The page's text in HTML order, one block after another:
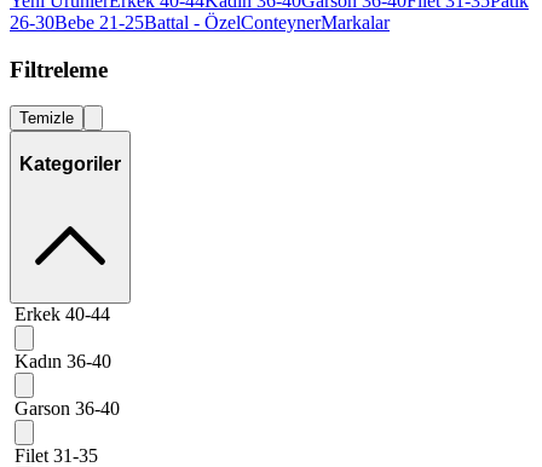
26-30Bebe 21-25Battal - ÖzelConteynerMarkalar
Filtreleme
Temizle
Kategoriler
Erkek 40-44
Kadın 36-40
Garson 36-40
Filet 31-35